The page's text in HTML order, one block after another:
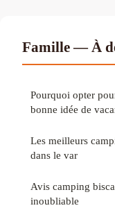
Famille — À
Pourquoi opter
bonne idée de
Les meilleurs
dans le var
Avis camping
inoubliable